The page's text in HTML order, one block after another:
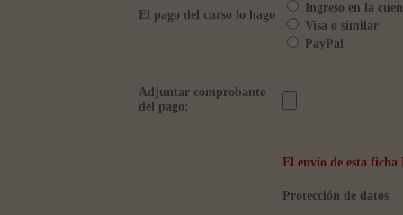
El pago del curso lo hago
Ingreso en la
Visa o similar
PayPal
Adjuntar comprobante
del pago:
El envío de esta ficha
Protección de datos